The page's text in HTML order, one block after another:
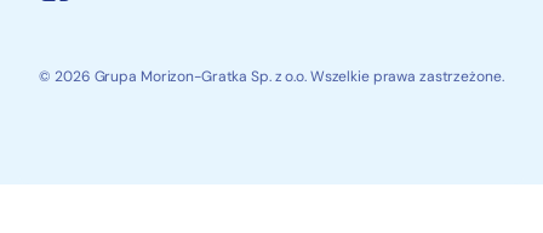
© 2026 Grupa Morizon-Gratka Sp. z o.o. Wszelkie prawa zastrzeżone.